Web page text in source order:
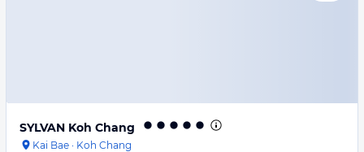
SYLVAN Koh Chang
Kai Bae · Koh Chang